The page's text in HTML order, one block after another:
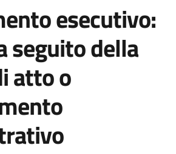
esecutivo:
seguito della
atto o